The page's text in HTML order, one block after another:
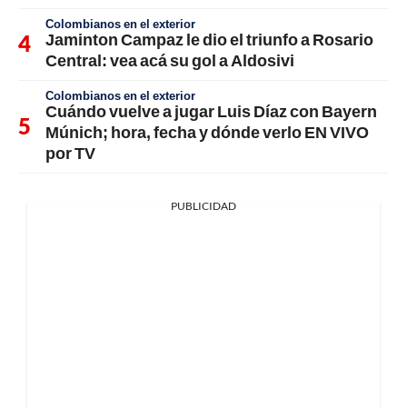
Colombianos en el exterior
Jaminton Campaz le dio el triunfo a Rosario
Central: vea acá su gol a Aldosivi
Colombianos en el exterior
Cuándo vuelve a jugar Luis Díaz con Bayern
Múnich; hora, fecha y dónde verlo EN VIVO
por TV
PUBLICIDAD